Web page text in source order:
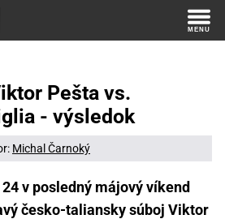
Pešta vs.
- výsledok
Michal Čarnoký
v posledný májový víkend
česko-taliansky súboj Viktor